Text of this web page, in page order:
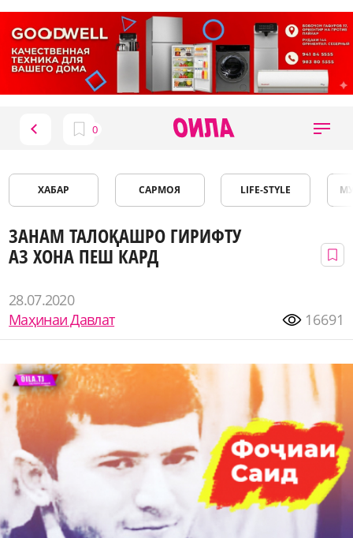
ХАБАР САРМОЯ LIFE-STYLE
ЗАНАМ ТАЛОҚАШРО ГИРИФТУ
АЗ ХОНА ПЕШ КАРД
28.07.2020
Маҳинаи Давлат
16691